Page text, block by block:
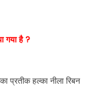
गया है ?
प्रतीक हल्का नीला रिबन